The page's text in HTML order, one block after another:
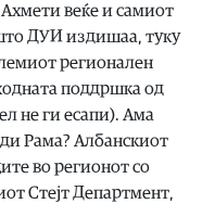
веќе и самиот
ДУИ издишаа, туку
регионален
поддршка од
не ги есапи). Ама
Рама? Албанскиот
во регионот со
Стејт Департмент,